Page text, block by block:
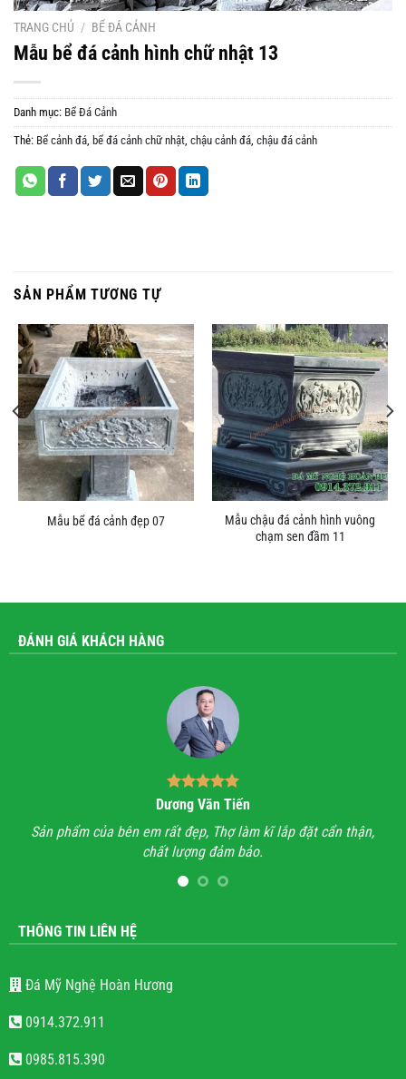
TRANG CHỦ / BỂ ĐÁ CẢNH
Mẫu bể đá cảnh hình chữ nhật 13
Danh mục: Bể Đá Cảnh
Thẻ: Bể cảnh đá, bể đá cảnh chữ nhật, chậu cảnh đá, chậu đá cảnh
SẢN PHẨM TƯƠNG TỰ
Mẫu bể đá cảnh đẹp 07
Mẫu chậu đá cảnh hình vuông
chạm sen đầm 11
ĐÁNH GIÁ KHÁCH HÀNG
cẩn thận,
Bùi Quốc Trung
Anh đã đi xem rất nhiều những công trình lăng mộ
hết mọi công trình không thấy sự sắc sảo, tinh tế, họ
Đá Mỹ Nghệ Hoàn Hương
0914.372.911